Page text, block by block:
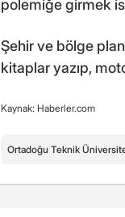
polemiğe girmek
Şehir ve bölge
kitaplar yazıp,
Kaynak: Haberler.com
Ortadoğu Teknik